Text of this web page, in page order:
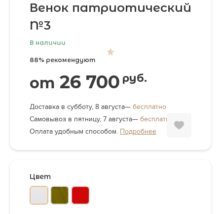
Венок патриотический
№3
В наличии
88% рекомендуют
от 26 700 руб.
Доставка в субботу, 8 августа— бесплатно
Самовывоз в пятницу, 7 августа— бесплатно
Оплата удобным способом. Подробнее
Цвет